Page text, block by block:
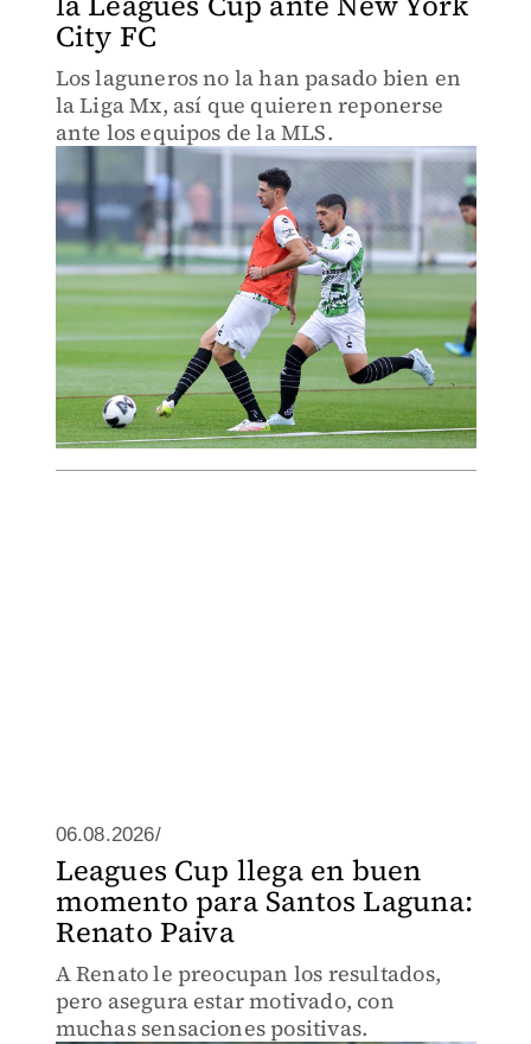
City FC
Los laguneros no la han pasado bien en
la Liga Mx, así que quieren reponerse
ante los equipos de la MLS.
06.08.2026/
Leagues Cup llega en buen
momento para Santos Laguna:
Renato Paiva
A Renato le preocupan los resultados,
pero asegura estar motivado, con
muchas sensaciones positivas.